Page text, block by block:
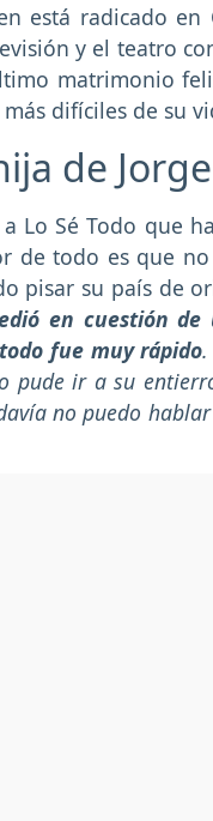
está radicado en
y el teatro
matrimonio
difíciles de su
de
Lo Sé Todo que
de todo es que
pisar su país de
en cuestión de
fue muy rápido
pude ir a su
no puedo